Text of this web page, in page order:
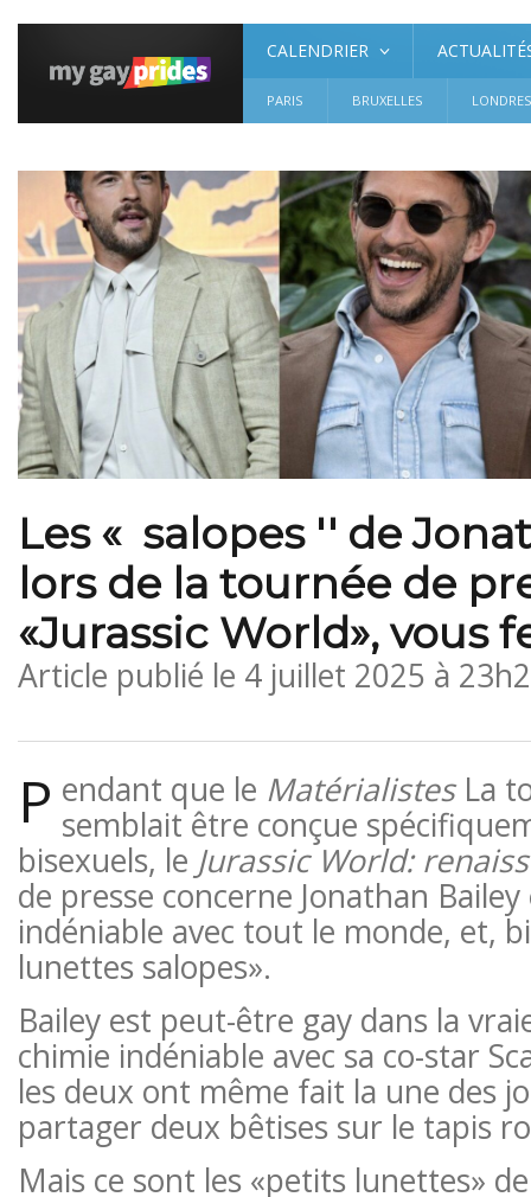
CALENDRIER
PARIS BRUXELLES LONDRES
Les « salopes '' de
lors de la tournée de
«Jurassic World», vous
Article publié le 4 juillet 2025 à
P endant que le MatérialistesLa
semblait être conçue
bisexuels, le Jurassic World:
de presse concerne Jonathan
indéniable avec tout le monde, et,
lunettes salopes».
Bailey est peut-être gay dans la
chimie indéniable avec sa co-star
les deux ont même fait la une des
partager deux bêtises sur le tapis
Mais ce sont les «petits lunettes»